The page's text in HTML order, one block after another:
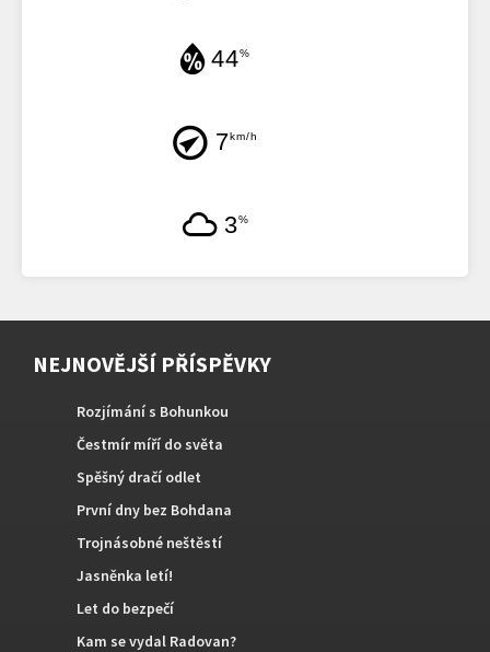
44%
7km/h
3%
NEJNOVĚJŠÍ PŘÍSPĚVKY
Rozjímání s Bohunkou
Čestmír míří do světa
Spěšný dračí odlet
První dny bez Bohdana
Trojnásobné neštěstí
Jasněnka letí!
Let do bezpečí
Kam se vydal Radovan?